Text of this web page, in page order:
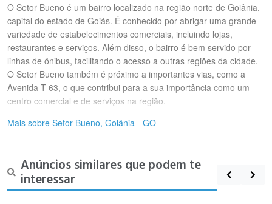
O Setor Bueno é um bairro localizado na região norte de Goiânia,
capital do estado de Goiás. É conhecido por abrigar uma grande
variedade de estabelecimentos comerciais, incluindo lojas,
restaurantes e serviços. Além disso, o bairro é bem servido por
linhas de ônibus, facilitando o acesso a outras regiões da cidade.
O Setor Bueno também é próximo a importantes vias, como a
Avenida T-63, o que contribui para a sua importância como um
centro comercial e de serviços na região.
Mais sobre Setor Bueno, Goiânia - GO
Anúncios similares que podem te
interessar